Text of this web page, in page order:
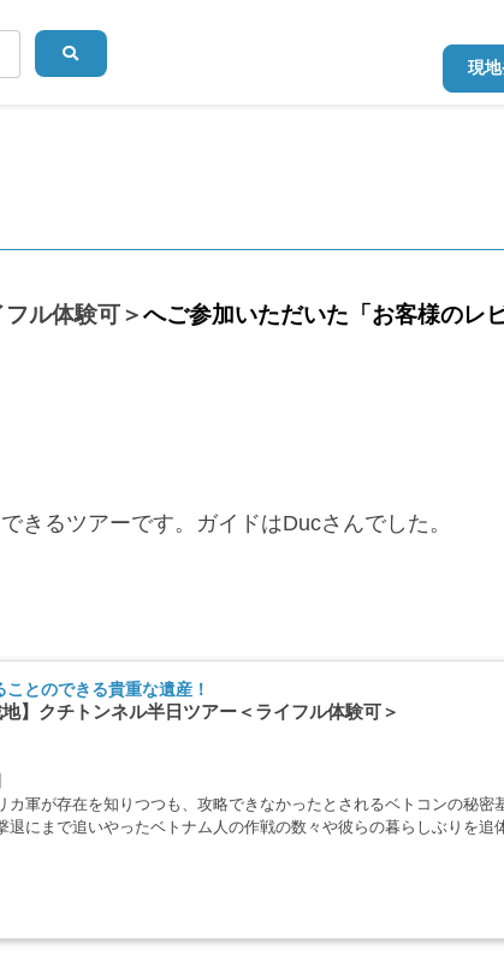
現
ル体験可＞へご参加いただいた「お客様のレ
きるツアーです。ガイドはDucさんでした。
とのできる貴重な遺産！
地】クチトンネル半日ツアー＜ライフル体験可＞
カ軍が存在を知りつつも、攻略できなかったとされるベトコンの秘
退にまで追いやったベトナム人の作戦の数々や彼らの暮らしぶりを